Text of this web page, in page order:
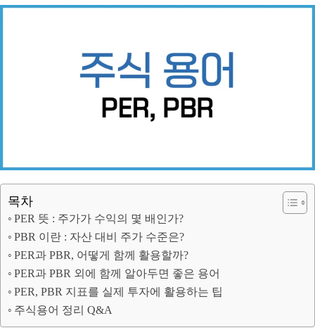
목차
PER 뜻 : 주가가 수익의 몇 배인가?
PBR 이란 : 자산 대비 주가 수준은?
PER과 PBR, 어떻게 함께 활용할까?
PER과 PBR 외에 함께 알아두면 좋은 용어
PER, PBR 지표를 실제 투자에 활용하는 팁
주식용어 정리 Q&A